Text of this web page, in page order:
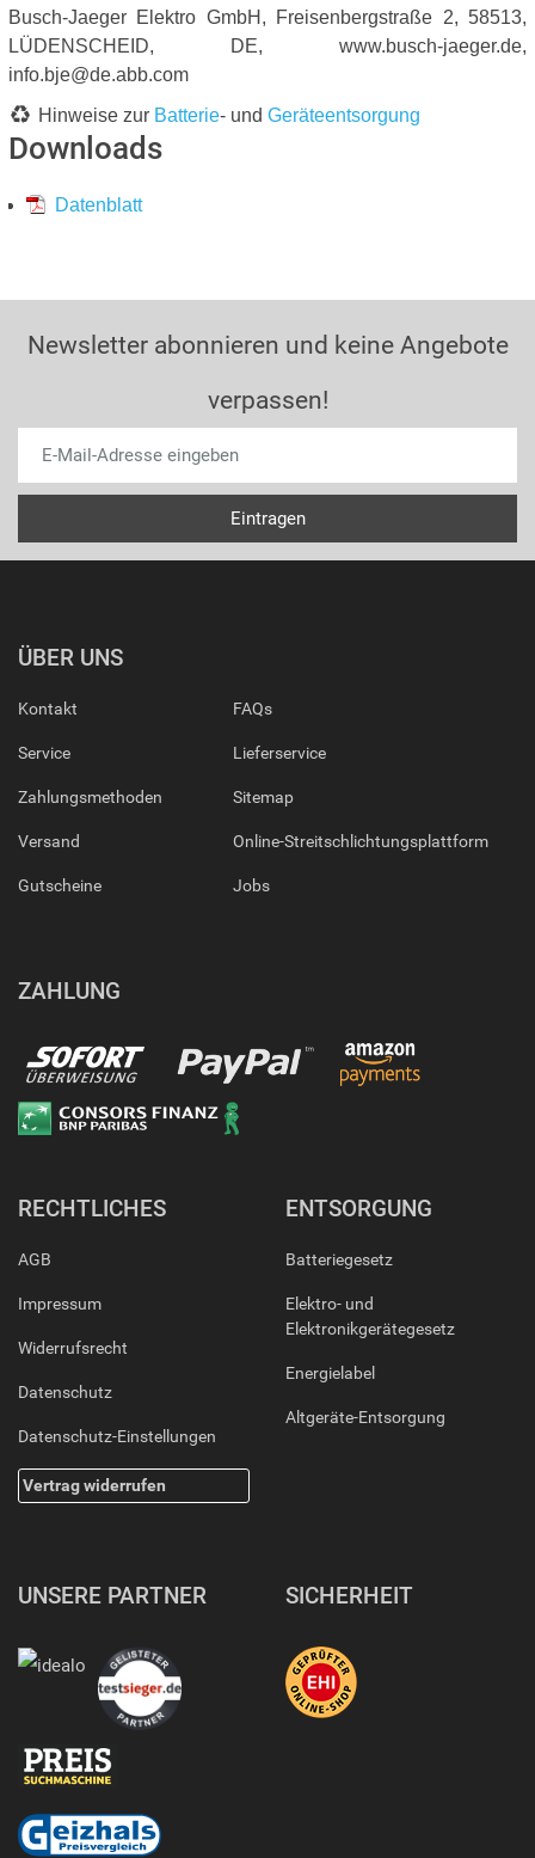
Busch-Jaeger Elektro GmbH, Freisenbergstraße 2, 58513,
LÜDENSCHEID, DE, www.busch-jaeger.de,
info.bje@de.abb.com
Hinweise zur Batterie- und Geräteentsorgung
Downloads
Datenblatt
Newsletter abonnieren und keine Angebote
verpassen!
ÜBER UNS
Kontakt
Service
Zahlungsmethoden
Versand
Gutscheine
FAQs
Lieferservice
Sitemap
Online-Streitschlichtungsplattform
Jobs
ZAHLUNG
RECHTLICHES
AGB
Impressum
Widerrufsrecht
Datenschutz
Datenschutz-Einstellungen
Vertrag widerrufen
ENTSORGUNG
Batteriegesetz
Elektro- und
Elektronikgerätegesetz
Energielabel
Altgeräte-Entsorgung
UNSERE PARTNER SICHERHEIT